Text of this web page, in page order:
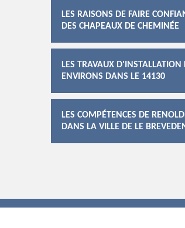
LES RAISONS DE FAIRE
DES CHAPEAUX DE CHEMINÉE
LES TRAVAUX
ENVIRONS DANS LE 14130
LES COMPÉTENCES DE
DANS LA VILLE DE LE